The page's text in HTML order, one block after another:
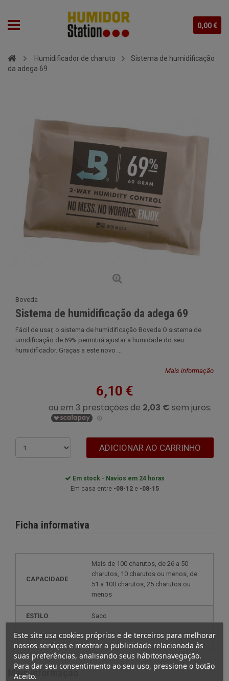
0,00 €
Este site usa cookies próprios e de terceiros para melhorar
nossos serviços e mostrar a publicidade relacionada às
suas preferências, analisando seus hábitosnavegação.
Para dar seu consentimento ao seu uso, pressione o botão
Aceito.
Humidificador de charuto
Sistema de humidificação
da adega 69
Boveda
Sistema de humidificação da adega 69
Fácil de usar, o sistema de humidificação Boveda O sistema de
umidificação de 69% permitirá ajustar a humidade do seu
humidificador. Graças a este novo ...
Mais informação
6,10 €
ADICIONAR AO CARRINHO
Em stock - Navios em 24 horas
Em casa entre -08-12e -08-15
Ficha informativa
CAPACIDADE
mais de 100 charutos, de 26 a 50
charutos, 10 charutos ou menos, de
51 a 100 charutos, 25 charutos ou
menos
ESTILO saco
ELECTRÓNICA não
Mais informação